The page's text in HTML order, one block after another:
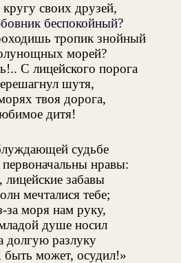
своих друзей,
беспокойный?
тропик знойный
морей?
С лицейского порога
шутя,
твоя дорога,
дитя!
судьбе
нравы:
забавы
мечталися тебе;
за моря нам руку,
душе носил
долгую разлуку
может, осудил!»